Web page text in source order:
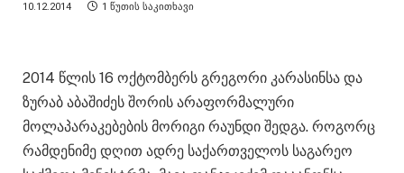
10.12.2014 1 ᲬᲣᲗᲘᲡ ᲡᲐᲙᲘᲗᲮᲐᲕᲘ
2014 წლის 16 ოქტომბერს გრეგორი კარასინსა და
ზურაბ აბაშიძეს შორის არაფორმალური
მოლაპარაკებების მორიგი რაუნდი შედგა. როგორც
რამდენიმე დღით ადრე საქართველოს საგარეო